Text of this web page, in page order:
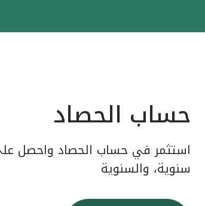
حساب الحصاد
استثمر في حساب الحصاد واحصل
سنوية، والسنوية